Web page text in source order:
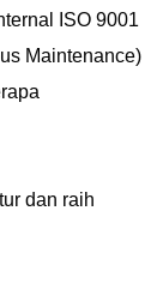
ISO 9001
Maintenance)
dan raih